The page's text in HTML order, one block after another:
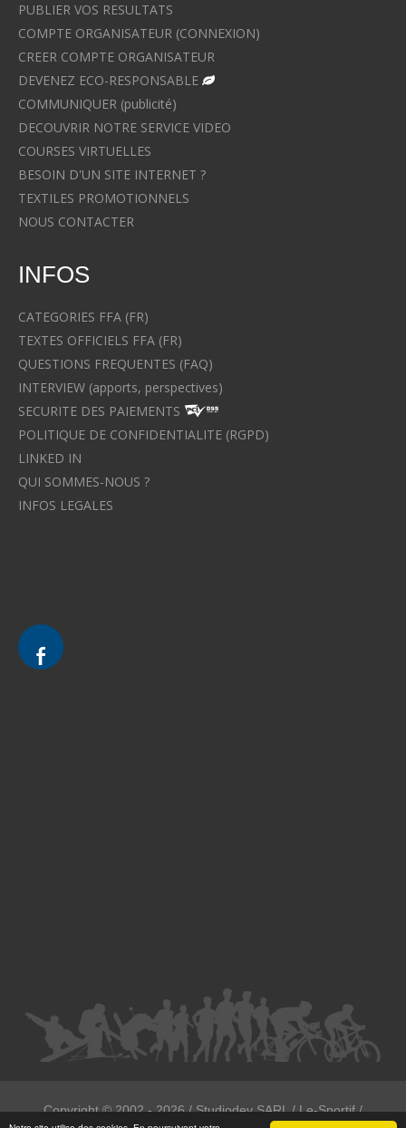
PUBLIER VOS RESULTATS
COMPTE ORGANISATEUR (CONNEXION)
CREER COMPTE ORGANISATEUR
DEVENEZ ECO-RESPONSABLE
COMMUNIQUER (publicité)
DECOUVRIR NOTRE SERVICE VIDEO
COURSES VIRTUELLES
BESOIN D'UN SITE INTERNET ?
TEXTILES PROMOTIONNELS
NOUS CONTACTER
INFOS
CATEGORIES FFA (FR)
TEXTES OFFICIELS FFA (FR)
QUESTIONS FREQUENTES (FAQ)
INTERVIEW (apports, perspectives)
SECURITE DES PAIEMENTS
POLITIQUE DE CONFIDENTIALITE (RGPD)
LINKED IN
QUI SOMMES-NOUS ?
INFOS LEGALES
Copyright ©2002 - 2026/ Studiodev SARL / Le-Sportif /